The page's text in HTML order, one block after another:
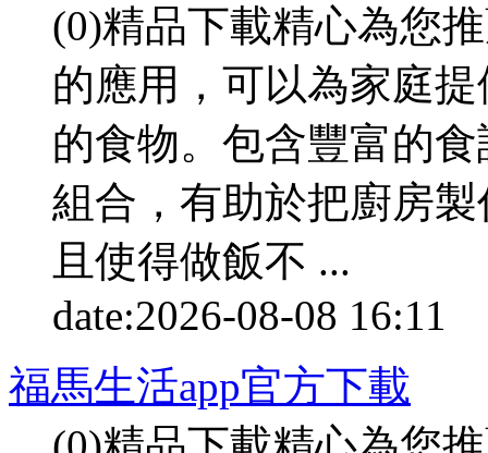
(0)精品下載精心為您
的應用，可以為家庭
的食物。包含豐富的
組合，有助於把廚房
且使得做飯不 ...
date:2026-08-08 16:11
福馬生活app官方下載